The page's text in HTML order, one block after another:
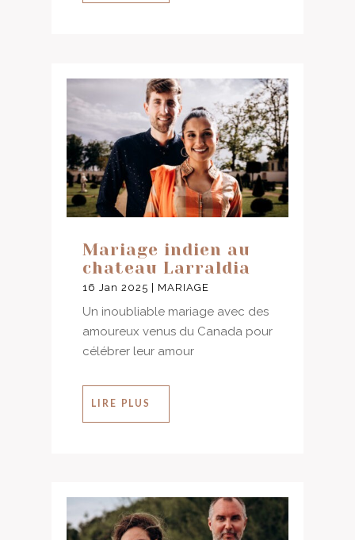
Mariage indien au
chateau Larraldia
16 Jan 2025 MARIAGE
Un inoubliable mariage avec des
amoureux venus du Canada pour
célébrer leur amour
LIRE PLUS